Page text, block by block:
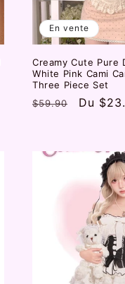
En vente
Creamy Cute Pure
White Pink Cami
Three Piece Set
Prix
$59.90
Prix
Du